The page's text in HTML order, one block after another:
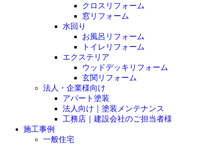
クロスリフォーム
窓リフォーム
水回り
お風呂リフォーム
トイレリフォーム
エクステリア
ウッドデッキリフォーム
玄関リフォーム
法人・企業様向け
アパート塗装
法人向け｜塗装メンテナンス
工務店｜建設会社のご担当者様
施工事例
一般住宅